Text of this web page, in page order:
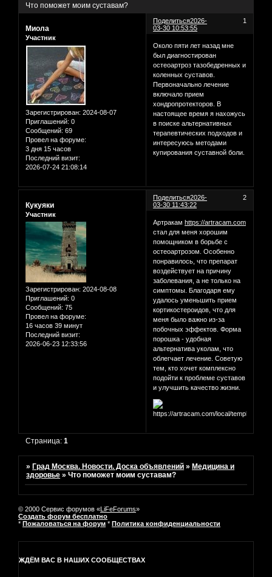
Что поможет моим суставам?
Поделиться 1
2026-
03-30 10:53:55
Миола
Участник
Зарегистрирован: 2024-08-07
Приглашений: 0
Сообщений: 69
Провел на форуме:
3 дня 15 часов
Последний визит:
2026-07-24 21:08:14
Около пяти лет назад мне
был диагностирован
остеоартроз тазобедренных и
коленных суставов.
Первоначально лечение
включало прием
хондропротекторов. В
настоящее время я нахожусь
в поиске альтернативных
терапевтических подходов и
интересуюсь методами
купирования суставной боли.
Поделиться 2
2026-
03-30 11:43:22
Кукуяки
Участник
Зарегистрирован: 2024-08-08
Приглашений: 0
Сообщений: 75
Провел на форуме:
16 часов 39 минут
Последний визит:
2026-06-23 12:33:56
Артракам https://artracam.com
стал для меня хорошим
помощником в борьбе с
остеоартрозом. Особенно
понравилось, что препарат
воздействует на причину
заболевания, а не только на
симптомы. Благодаря ему
удалось уменьшить прием
кортикостероидов, что для
меня было важно из-за
побочных эффектов. Форма
порошка - удобная
альтернатива уколам, что
облегчает лечение. Советую
тем, кто хочет комплексно
подойти к проблеме суставов
и улучшить качество жизни.
Страница:1
» Град Москва. Новости. Доска объявлений » Медицина и
здоровье »Что поможет моим суставам?
© 2000 Сервис форумов « LiFeForums»
Создать форум бесплатно
* Пожаловаться на форум * Политика конфиденциальности
ЖДЁМ ВАС В НАШИХ СООБЩЕСТВАХ